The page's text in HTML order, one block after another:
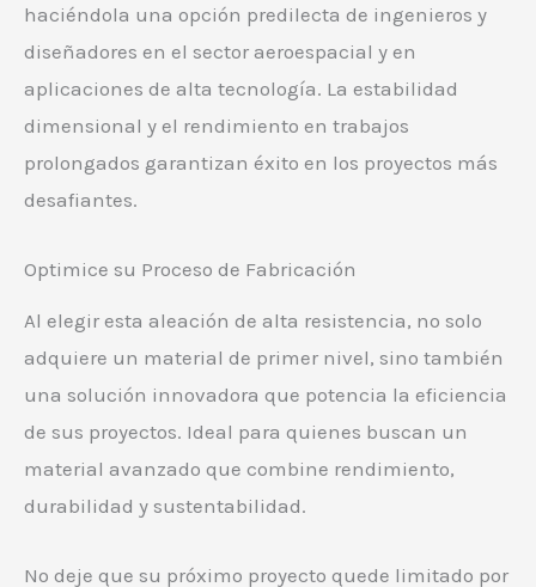
haciéndola una opción predilecta de ingenieros y
diseñadores en el sector aeroespacial y en
aplicaciones de alta tecnología. La estabilidad
dimensional y el rendimiento en trabajos
prolongados garantizan éxito en los proyectos más
desafiantes.
Optimice su Proceso de Fabricación
Al elegir esta aleación de alta resistencia, no solo
adquiere un material de primer nivel, sino también
una solución innovadora que potencia la eficiencia
de sus proyectos. Ideal para quienes buscan un
material avanzado que combine rendimiento,
durabilidad y sustentabilidad.
No deje que su próximo proyecto quede limitado por